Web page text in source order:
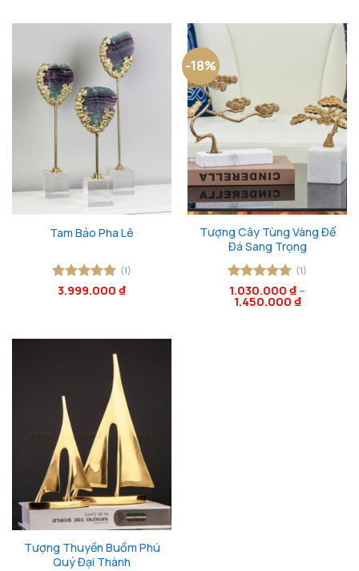
Tam Bảo Pha Lê
Được xếp
(1)
3.999.000 ₫
-18%
Tượng Cây Tùng Vàng Đế
Đá Sang Trọng
Được xếp
hạng55
(1)
1.030.000 ₫ –
1.450.000 ₫
Tượng Thuyền Buồm Phú
Quý Đại Thành